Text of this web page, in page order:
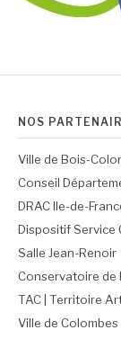
NOS
Ville de Bois-
Conseil
DRAC Ile-de-
Dispositif Service
Salle Jean-Renoir
Conservatoire de
TAC | Territoire
Ville de Colombes